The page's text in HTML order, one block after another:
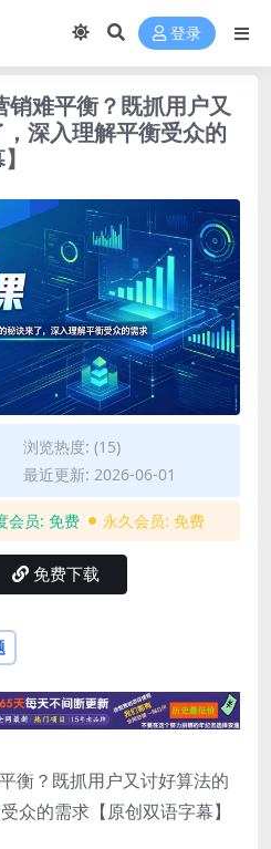
登录
难平衡？既抓用户又
深入理解平衡受众的
浏览热度: (15)
最近更新: 2026-06-01
会员: 免费 永久会员: 免费
免费下载
衡？既抓用户又讨好算法的
众的需求【原创双语字幕】